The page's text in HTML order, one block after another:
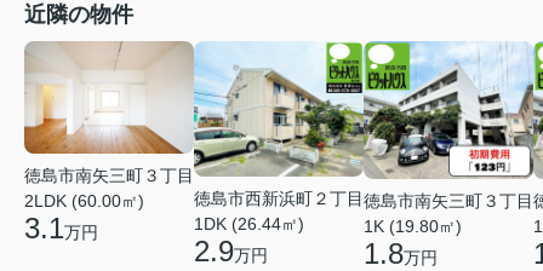
近隣の物件
徳島市南矢三町３丁目
2LDK (60.00㎡)
3.1万円
徳島市西新浜町２丁目
1DK (26.44㎡)
2.9万円
徳島市南矢三町３丁目
1K (19.80㎡)
1.8万円